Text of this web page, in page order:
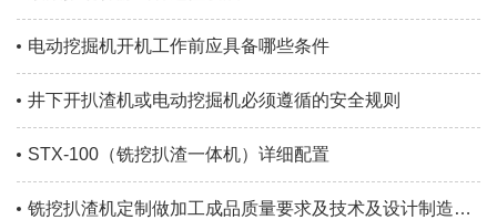
电动挖掘机开机工作前应具备哪些条件
井下开扒渣机或电动挖掘机必须遵循的安全规则
STX-100（铣挖扒渣一体机）详细配置
铣挖扒渣机定制做加工成品质量要求及技术及设计制造标准